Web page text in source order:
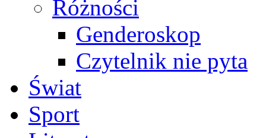
Różności
Genderoskop
Czytelnik nie pyta
Świat
Sport